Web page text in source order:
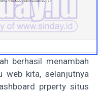
berhasil menambah
kita, selanjutnya
prperty situs